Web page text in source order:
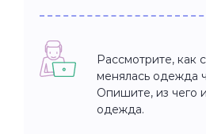
Рассмотрите, как
менялась одежда
Опишите, из чего
одежда.